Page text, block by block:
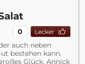
0 Lecker
auch neben
bestehen kann.
Glück. Annick